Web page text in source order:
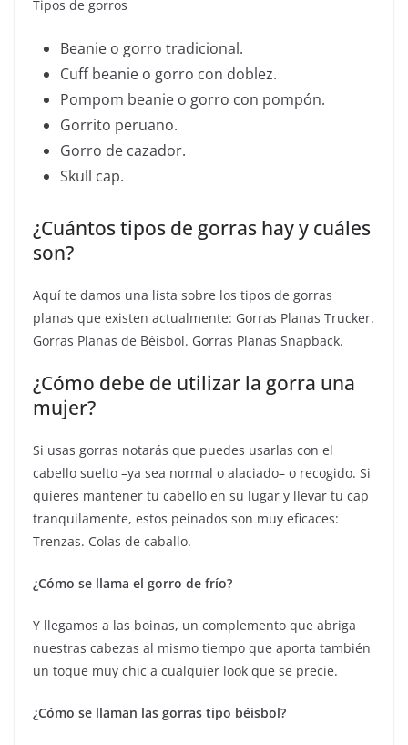
Tipos de gorros
Beanie o gorro tradicional.
Cuff beanie o gorro con doblez.
Pompom beanie o gorro con pompón.
Gorrito peruano.
Gorro de cazador.
Skull cap.
¿Cuántos tipos de gorras hay y cuáles
son?
Aquí te damos una lista sobre los tipos de gorras
planas que existen actualmente: Gorras Planas Trucker.
Gorras Planas de Béisbol. Gorras Planas Snapback.
¿Cómo debe de utilizar la gorra una
mujer?
Si usas gorras notarás que puedes usarlas con el
cabello suelto –ya sea normal o alaciado– o recogido. Si
quieres mantener tu cabello en su lugar y llevar tu cap
tranquilamente, estos peinados son muy eficaces:
Trenzas. Colas de caballo.
¿Cómo se llama el gorro de frío?
Y llegamos a las boinas, un complemento que abriga
nuestras cabezas al mismo tiempo que aporta también
un toque muy chic a cualquier look que se precie.
¿Cómo se llaman las gorras tipo béisbol?